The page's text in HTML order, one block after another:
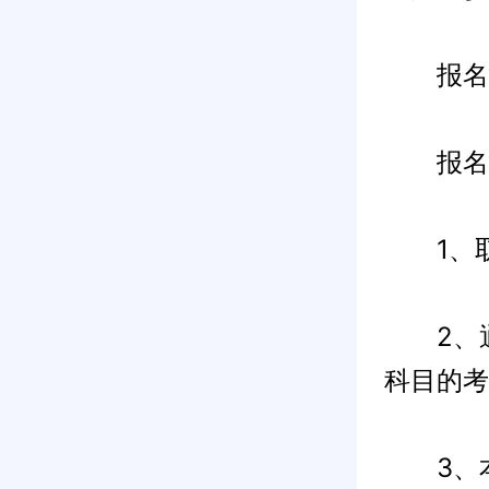
报名
报名
1、取
2、通
科目的
3、本